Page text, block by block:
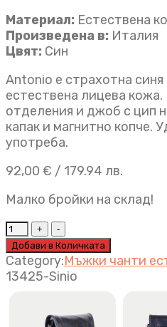
Материал: Естествена
Произведена в: Италия
Цвят: Син
Antonio е страхотна
естествена лицева кожа.
отделения и джоб с цип
капак и магнитно копче.
употреба.
92,00 € / 179.94 лв.
Малко бройки на склад!
Мъжка
чанта
Antonio
синьо
Добави в Количката
Category:Мъжки чанти
13425-Sinio